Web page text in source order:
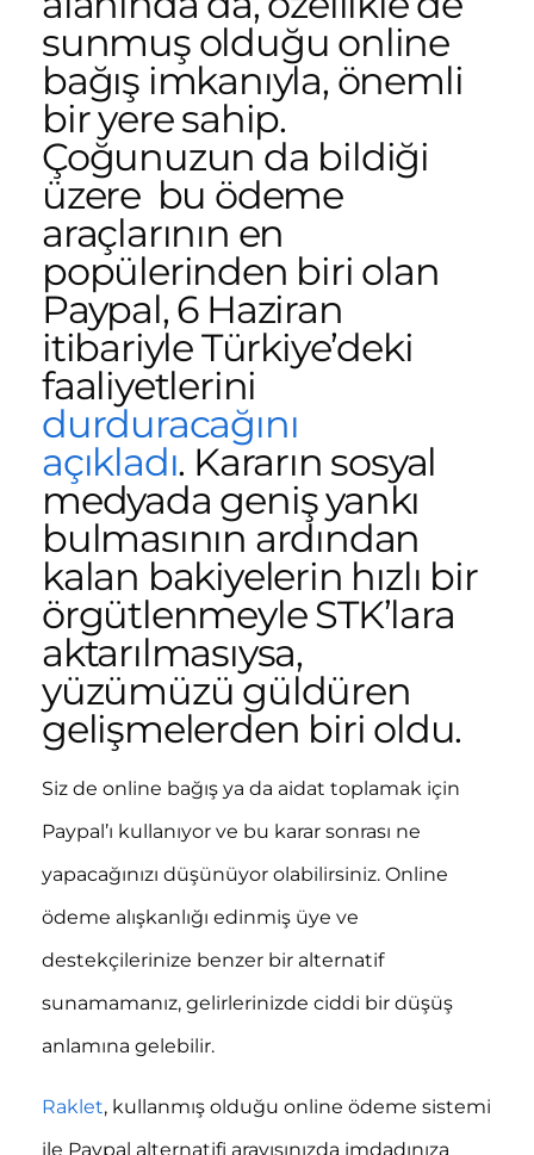
sunmuş olduğu online
bağış imkanıyla, önemli
bir yere sahip.
Çoğunuzun da bildiği
üzere bu ödeme
araçlarının en
popülerinden biri olan
Paypal, 6 Haziran
itibariyle Türkiye’deki
faaliyetlerini
durduracağını
açıkladı. Kararın sosyal
medyada geniş yankı
bulmasının ardından
kalan bakiyelerin hızlı bir
örgütlenmeyle STK’lara
aktarılmasıysa,
yüzümüzü güldüren
gelişmelerden biri oldu.
Siz de online bağış ya da aidat toplamak için
Paypal’ı kullanıyor ve bu karar sonrası ne
yapacağınızı düşünüyor olabilirsiniz. Online
ödeme alışkanlığı edinmiş üye ve
destekçilerinize benzer bir alternatif
sunamamanız, gelirlerinizde ciddi bir düşüş
anlamına gelebilir.
Raklet, kullanmış olduğu online ödeme sistemi
ile Paypal alternatifi arayışınızda imdadınıza